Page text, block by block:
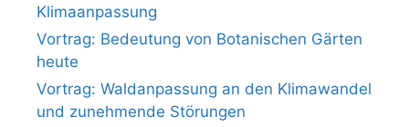
Klimaanpassung
Vortrag: Bedeutung von Botanischen Gärten
heute
Vortrag: Waldanpassung an den Klimawandel
und zunehmende Störungen